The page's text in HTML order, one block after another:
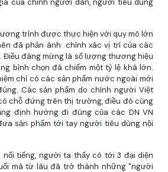
của chính người dân, người tiêu dùng
trình được thực hiện với quy mô lớn
đã phản ánh chính xác vị trí của các
Điều đáng mừng là số lượng thương hiệu
bình chọn đã chiếm một tỷ lệ khá lớn.
chỉ có các sản phẩm nước ngoài mới
Các sản phẩm do chính người Việt
chỗ đứng trên thị trường, điều đó cũng
định hướng đi đúng của các DN VN
sản phẩm tới tay người tiêu dùng nội
nổi tiếng, người ta thấy có tới 3 đại diện
mà từ lâu đã trở thành những "người